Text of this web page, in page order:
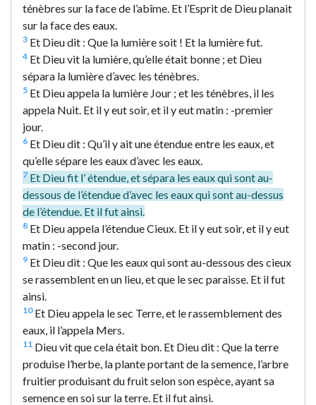
ténèbres sur la face de l’abîme. Et l’Esprit de Dieu planait
sur la face des eaux.
3 Et Dieu dit : Que la lumière soit ! Et la lumière fut.
4 Et Dieu vit la lumière, qu’elle était bonne ; et Dieu
sépara la lumière d’avec les ténèbres.
5 Et Dieu appela la lumière Jour ; et les ténèbres, il les
appela Nuit. Et il y eut soir, et il y eut matin : -premier
jour.
6 Et Dieu dit : Qu’il y ait une étendue entre les eaux, et
qu’elle sépare les eaux d’avec les eaux.
7 Et Dieu fit l’ étendue, et sépara les eaux qui sont au-
dessous de l’étendue d’avec les eaux qui sont au-dessus
de l’étendue. Et il fut ainsi.
8 Et Dieu appela l’étendue Cieux. Et il y eut soir, et il y eut
matin : -second jour.
9 Et Dieu dit : Que les eaux qui sont au-dessous des cieux
se rassemblent en un lieu, et que le sec paraisse. Et il fut
ainsi.
10Et Dieu appela le sec Terre, et le rassemblement des
eaux, il l’appela Mers.
11 Dieu vit que cela était bon. Et Dieu dit : Que la terre
produise l’herbe, la plante portant de la semence, l’arbre
fruitier produisant du fruit selon son espèce, ayant sa
semence en soi sur la terre. Et il fut ainsi.